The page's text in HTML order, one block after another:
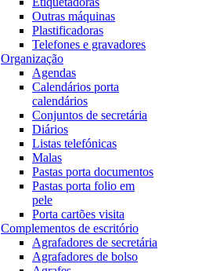
Outras máquinas
Plastificadoras
Telefones e gravadores
Organização
Agendas
Calendários porta
calendários
Conjuntos de secretária
Diários
Listas telefónicas
Malas
Pastas porta documentos
Pastas porta folio em
pele
Porta cartões visita
Complementos de escritório
Agrafadores de secretária
Agrafadores de bolso